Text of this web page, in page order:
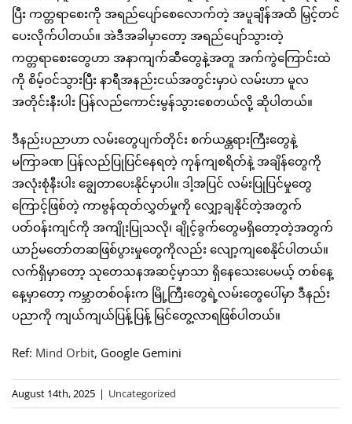
ပြီး ကတ္တရာစေးကို အရည်ပျော်စေလောက်တဲ့ အပူချိန်အထိ မြှင့်တင်
ပေးလိုက်ပါတယ်။ အဲဒီအခါမှာတော့ အရည်ပျော်သွားတဲ့
ကတ္တရာစေးတွေဟာ အနာကျက်ဆီတွေနဲ့အတူ အက်ကွဲကြောင်းထဲ
ကို စိမ့်ဝင်သွားပြီး နာရီအနည်းငယ်အတွင်းမှာပဲ လမ်းဟာ မူလ
အတိုင်းနီးပါး ပြန်လည်ကောင်းမွန်သွားစေတယ်လို့ ဆိုပါတယ်။
ဒီနည်းပညာဟာ လမ်းတွေပျက်တိုင်း စက်ယန္တရားကြီးတွေနဲ့
မကြာခဏ ပြန်လည်ပြုပြင်နေရတဲ့ ကုန်ကျစရိတ်နဲ့ အချိန်တွေကို
အလုံးစုံနီးပါး ချွေတာပေးနိုင်မှာပါ။ ဒါ့အပြင် လမ်းပြုပြင်မှုတွေ
ကြောင့်ဖြစ်တဲ့ ကာဗွန်ထုတ်လွှတ်မှုကို လျှော့ချနိုင်တဲ့အတွက်
ပတ်ဝန်းကျင်ကို အကျိုးပြုသလို၊ ချိုင့်ခွက်တွေမရှိတော့တဲ့အတွက်
ယာဉ်မတော်တဆဖြစ်ပွားမှုတွေကိုလည်း လျော့ကျစေနိုင်ပါတယ်။
လက်ရှိမှာတော့ သုတေသနအဆင့်မှာသာ ရှိနေသေးပေမယ့် တစ်နေ့
နေ့မှာတော့ ကမ္ဘာတစ်ဝန်းက မြို့ကြီးတွေရဲ့လမ်းတွေပေါ်မှာ ဒီနည်း
ပညာကို ကျယ်ကျယ်ပြန့်ပြန့် မြင်တွေ့လာရဖြစ်ပါတယ်။
Ref: Mind Orbit, Google Gemini
August 14th, 2025 | Uncategorized